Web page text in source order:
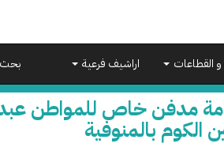
بحث القطاعات اراشيف فرعية
مدفن خاص للمواطن عبد
الكوم بالمنوفية